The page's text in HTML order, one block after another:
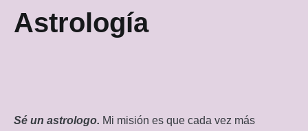
Astrología
Sé un astrologo. Mi misión es que cada vez más